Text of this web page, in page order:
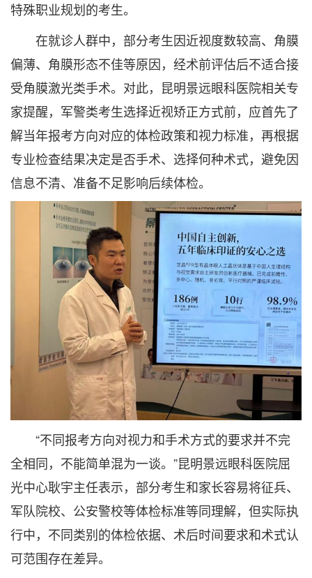
特殊职业规划的考生。
在就诊人群中，部分考生因近视度数较高、角膜
偏薄、角膜形态不佳等原因，经术前评估后不适合接
受角膜激光类手术。对此，昆明景远眼科医院相关专
家提醒，军警类考生选择近视矫正方式前，应首先了
解当年报考方向对应的体检政策和视力标准，再根据
专业检查结果决定是否手术、选择何种术式，避免因
信息不清、准备不足影响后续体检。
“不同报考方向对视力和手术方式的要求并不完
全相同，不能简单混为一谈。”昆明景远眼科医院屈
光中心耿宇主任表示，部分考生和家长容易将征兵、
军队院校、公安警校等体检标准等同理解，但实际执
行中，不同类别的体检依据、术后时间要求和术式认
可范围存在差异。